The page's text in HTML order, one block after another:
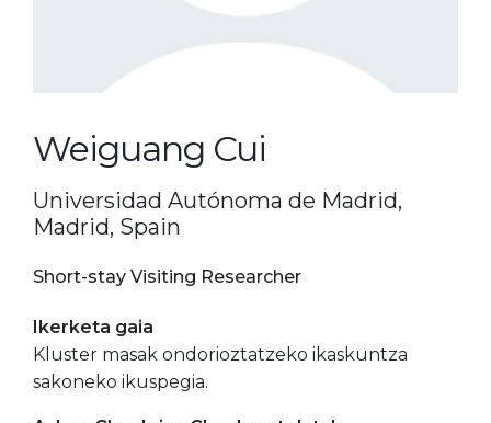
Weiguang Cui
Universidad Autónoma de Madrid,
Madrid, Spain
Short-stay Visiting Researcher
Ikerketa gaia
Kluster masak ondorioztatzeko ikaskuntza
sakoneko ikuspegia.